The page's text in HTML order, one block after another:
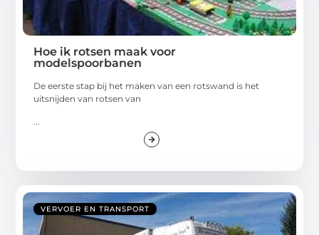
Hoe ik rotsen maak voor
modelspoorbanen
De eerste stap bij het maken van een rotswand is het
uitsnijden van rotsen van
...
VERVOER EN TRANSPORT